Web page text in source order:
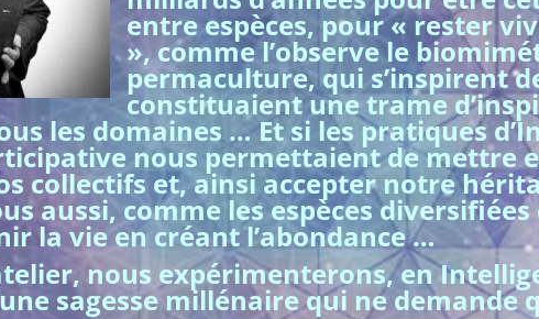
entre espèces, pour « rester
», comme l’observe le
permaculture, qui s’inspirent
constituaient une trame
les domaines … Et si les pratiques
nous permettaient de mettre
collectifs et, ainsi accepter notre
aussi, comme les espèces
la vie en créant l’abondance …
nous expérimenterons, en
sagesse millénaire qui ne demande